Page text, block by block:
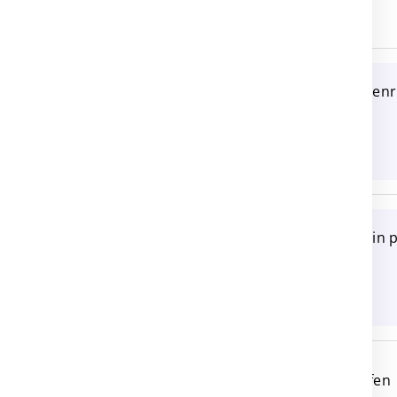
Recherche foin sec ou
Recherche foin et
Milchziegen zu verkaufen